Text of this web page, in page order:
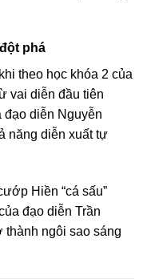
phá
theo học khóa 2 của
vai diễn đầu tiên
đạo diễn Nguyễn
năng diễn xuất tự
Hiền “cá sấu”
đạo diễn Trần
ngôi sao sáng